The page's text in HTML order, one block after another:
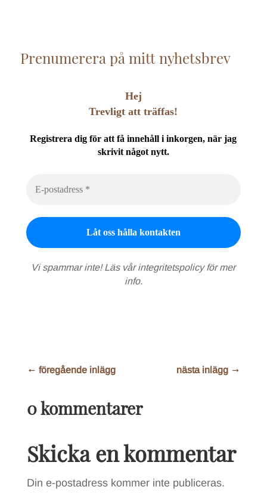
Prenumerera på mitt nyhetsbrev
Hej
Trevligt att träffas!
Registrera dig för att få innehåll i inkorgen, när jag
skrivit något nytt.
Vi spammar inte! Läs vårintegritetspolicyför mer
info.
← föregående inlägg nästa inlägg →
0 kommentarer
Skicka en kommentar
Din e-postadress kommer inte publiceras.